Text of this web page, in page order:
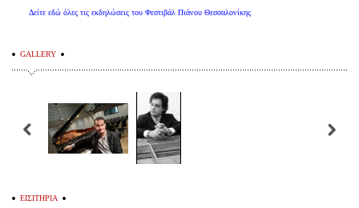
Δείτε εδώ όλες τις εκδηλώσεις του Φεστιβάλ Πιάνου Θεσσαλονίκης
GALLERY
ΕΙΣΙΤΗΡΙΑ